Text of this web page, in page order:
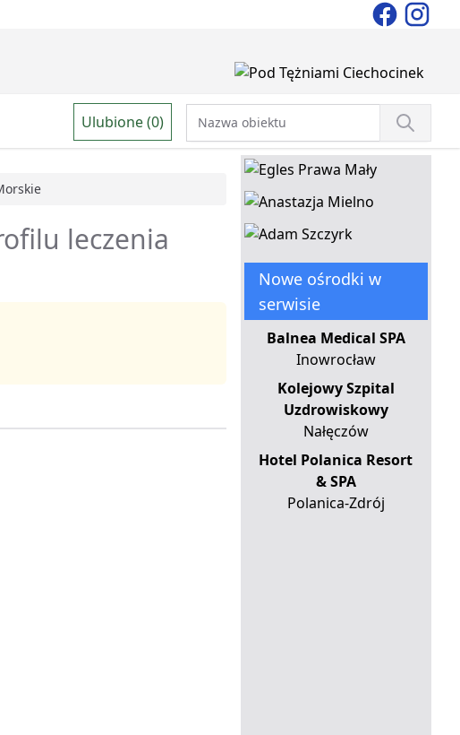
Ulubione (0)
leczenia
Nowe ośrodki w
serwisie
Balnea Medical SPA
Inowrocław
Kolejowy Szpital
Uzdrowiskowy
Nałęczów
Hotel Polanica Resort
& SPA
Polanica-Zdrój